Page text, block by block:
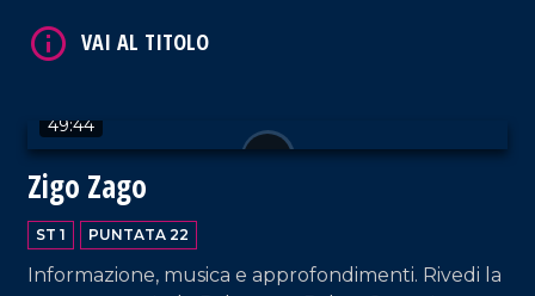
49:44
Zigo Zago
ST 1 PUNTATA 22
Informazione, musica e approfondimenti. Rivedi la
VAI AL TITOLO